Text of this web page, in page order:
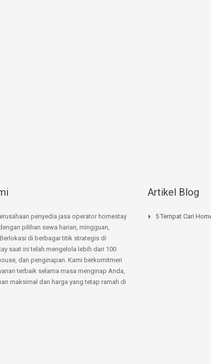
penyedia jasa operator homestay
pilihan sewa harian, mingguan,
di berbagai titik strategis di
saat ini telah mengelola lebih dari 100
dan penginapan. Kami berkomitmen
terbaik selama masa menginap Anda,
maksimal dan harga yang tetap ramah di
Artikel Blog
5 Tempat Cari